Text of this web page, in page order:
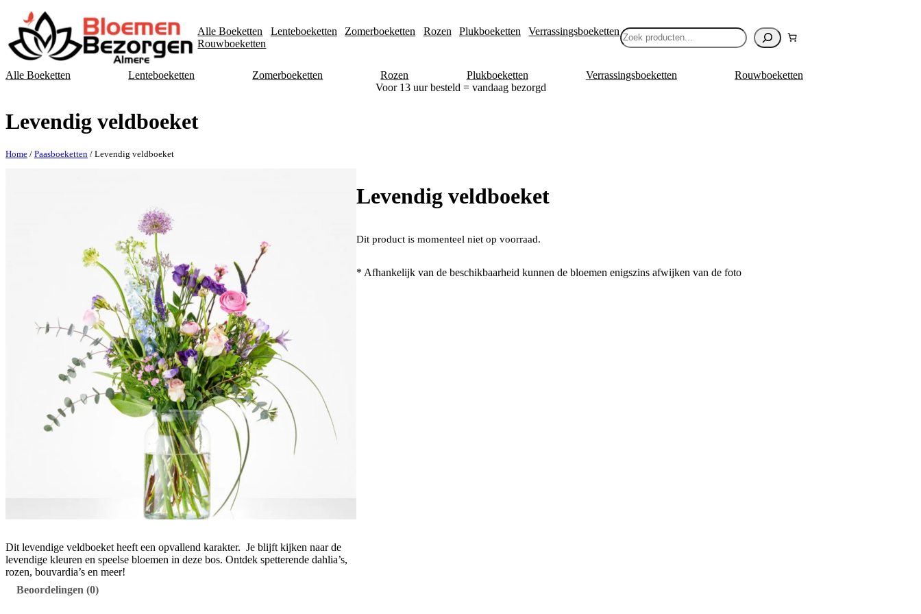
Alle Boeketten Lenteboeketten Zomerboeketten Rozen Plukboeketten
Verrassingsboeketten
Rouwboeketten
Zoeken
Alle Boeketten Lenteboeketten Zomerboeketten Rozen Plukboeketten Verrassingsboeketten
Rouwboeketten
Voor 13 uur besteld = vandaag bezorgd
Levendig veldboeket
Home / Paasboeketten / Levendig veldboeket
Dit levendige veldboeket heeft een opvallend karakter. Je blijft kijken naar de
levendige kleuren en speelse bloemen in deze bos. Ontdek spetterende dahlia’s,
rozen, bouvardia’s en meer!
Levendig veldboeket
Dit product is momenteel niet op voorraad.
* Afhankelijk van de beschikbaarheid kunnen de bloemen enigszins afwijken van de foto
Beoordelingen (0)